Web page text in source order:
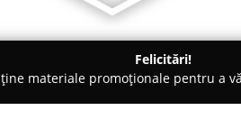
Felicitări!
materiale promoționale pentru a